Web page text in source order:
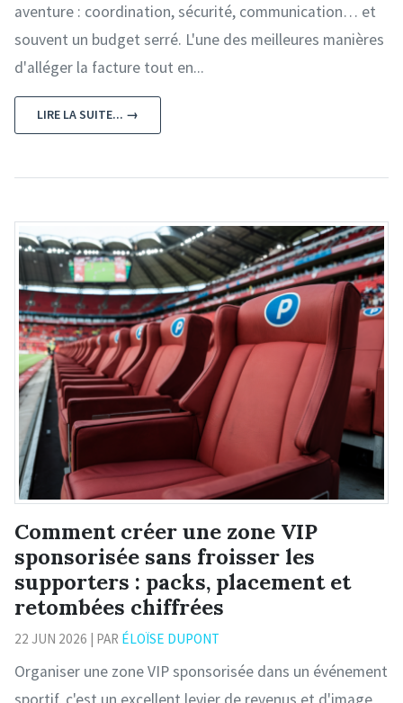
aventure : coordination, sécurité, communication… et
souvent un budget serré. L'une des meilleures manières
d'alléger la facture tout en...
LIRE LA SUITE... →
Comment créer une zone VIP
sponsorisée sans froisser les
supporters : packs, placement et
retombées chiffrées
22 JUN 2026 | PAR ÉLOÏSE DUPONT
Organiser une zone VIP sponsorisée dans un événement